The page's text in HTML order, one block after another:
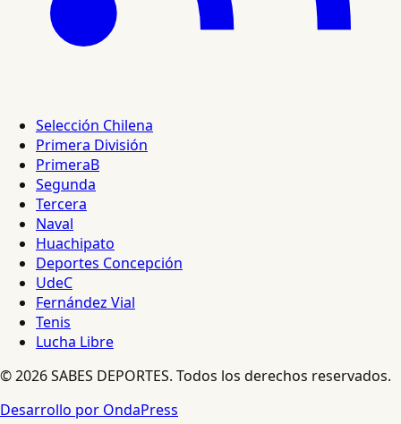
Selección Chilena
Primera División
PrimeraB
Segunda
Tercera
Naval
Huachipato
Deportes Concepción
UdeC
Fernández Vial
Tenis
Lucha Libre
© 2026 SABES DEPORTES. Todos los derechos reservados.
Desarrollo por OndaPress